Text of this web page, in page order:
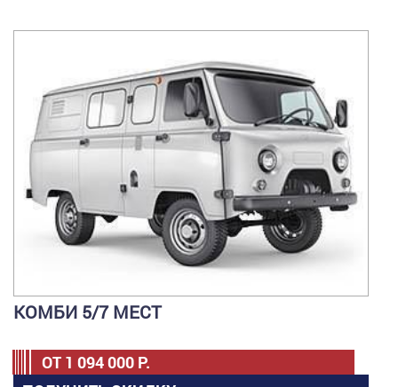
КОМБИ 5/7 МЕСТ
ОТ 1 094 000 Р.